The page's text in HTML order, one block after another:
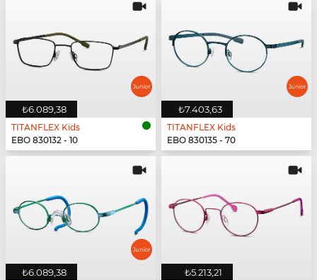
₺6.089,38
TITANFLEX Kids
EBO 830132 - 10
₺7.403,63
TITANFLEX Kids
EBO 830135 - 70
₺6.089,38 ₺5.213,21